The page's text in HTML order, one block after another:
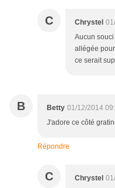
C Chrystel
Aucun
allégée
ce serait
B Betty 01/12/2014
J'adore ce côté
Répondre
C Chrystel